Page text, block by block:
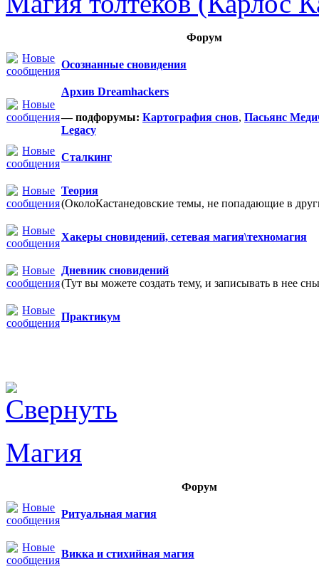
Форум
Осознанные сновидения
Архив Dreamhackers
— подфорумы: Картография снов, Пасьянс
Legacy
Сталкинг
Теория
(ОколоКастанедовские темы, не попадающие в
Хакеры сновидений, сетевая магия\техномагия
Дневник сновидений
(Тут вы можете создать тему, и записывать в нее
Практикум
Магия
Форум
Ритуальная магия
Викка и стихийная магия